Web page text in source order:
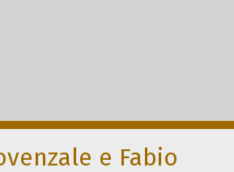
e Fabio